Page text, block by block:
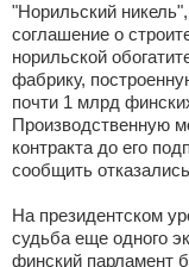
"Норильский
соглашение о
норильской
фабрику,
почти 1 млрд
Производственную
контракта до его
сообщить
На президентском
судьба еще одного
финский парламент